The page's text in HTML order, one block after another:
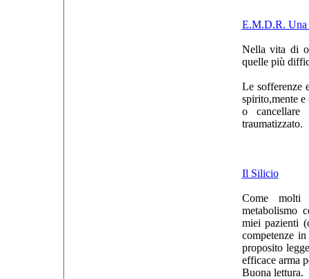
E.M.D.R. Una
Nella vita di
quelle più
Le sofferenze
spirito,mente
o
traumatizzato.
Il Silicio
Come
metabolismo
miei pazienti
competenze
proposito
efficace arma
Buona lettura.